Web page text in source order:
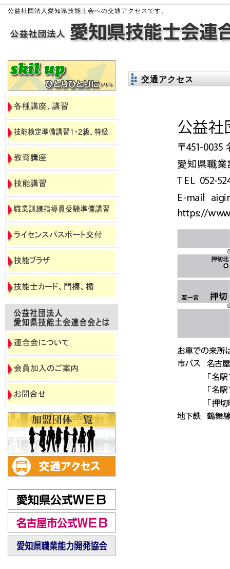
公益社団法人愛知県技能士会への交通アクセスです。
交通アクセス